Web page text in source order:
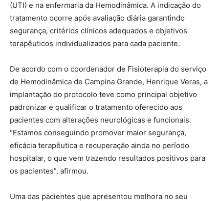
(UTI) e na enfermaria da Hemodinâmica. A indicação do
tratamento ocorre após avaliação diária garantindo
segurança, critérios clínicos adequados e objetivos
terapêuticos individualizados para cada paciente.
De acordo com o coordenador de Fisioterapia do serviço
de Hemodinâmica de Campina Grande, Henrique Veras, a
implantação do protocolo teve como principal objetivo
padronizar e qualificar o tratamento oferecido aos
pacientes com alterações neurológicas e funcionais.
“Estamos conseguindo promover maior segurança,
eficácia terapêutica e recuperação ainda no período
hospitalar, o que vem trazendo resultados positivos para
os pacientes”, afirmou.
Uma das pacientes que apresentou melhora no seu